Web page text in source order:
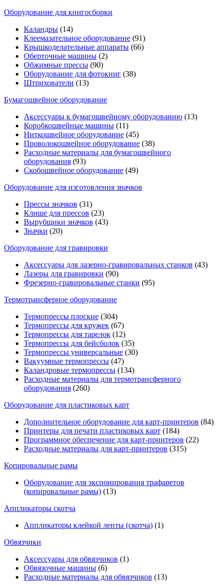
Оборудование для книгосборки
Каландры (14)
Клеемазательное оборудование (91)
Крышкоделательные аппараты (66)
Оберточные машины (2)
Обжимные прессы (90)
Оборудование для фотокниг (38)
Штрихователи (13)
Бумагошвейное оборудование
Аксессуары к бумагошвейному оборудованию (13)
Коробкошвейные машины (11)
Ниткошвейное оборудование (45)
Проволокошвейное оборудование (38)
Расходные материалы для бумагошвейного
оборудования (93)
Скобошвейное оборудование (49)
Оборудование для изготовления значков
Прессы значков (31)
Клише для прессов (23)
Вырубщики значков (43)
Значки (20)
Оборудование для гравировки
Аксессуары для лазерно-гравировальных станков (43)
Лазеры для гравировки (90)
Фрезерно-гравировальные станки (95)
Термотрансферное оборудование
Термопрессы плоские (304)
Термопрессы для кружек (67)
Термопрессы для тарелок (12)
Термопрессы для бейсболок (35)
Термопрессы универсальные (30)
Вакуумные термопрессы (47)
Каландровые термопрессы (134)
Расходные материалы для термотрансферного
оборудования (260)
Оборудование для пластиковых карт
Дополнительное оборудование для карт-принтеров (84)
Принтеры для печати пластиковых карт (184)
Программное обеспечение для карт-принтеров (22)
Расходные материалы для карт-принтеров (315)
Копировальные рамы
Оборудование для экспонирования трафаретов
(копировальные рамы) (13)
Аппликаторы скотча
Аппликаторы клейкой ленты (скотча) (1)
Обвязчики
Аксессуары для обвязчиков (1)
Обвязочные машины (6)
Расходные материалы для обвязчиков (13)